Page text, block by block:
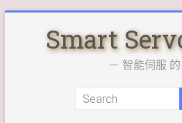
Smart
－ 智能伺服 的 理